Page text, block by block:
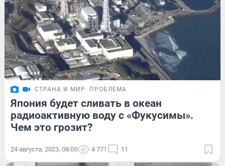
СТРАНА И МИР ПРОБЛЕМА
Япония будет сливать в океан
радиоактивную воду с «Фукусимы».
Чем это грозит?
24 августа, 2023, 08:00 4 771 11